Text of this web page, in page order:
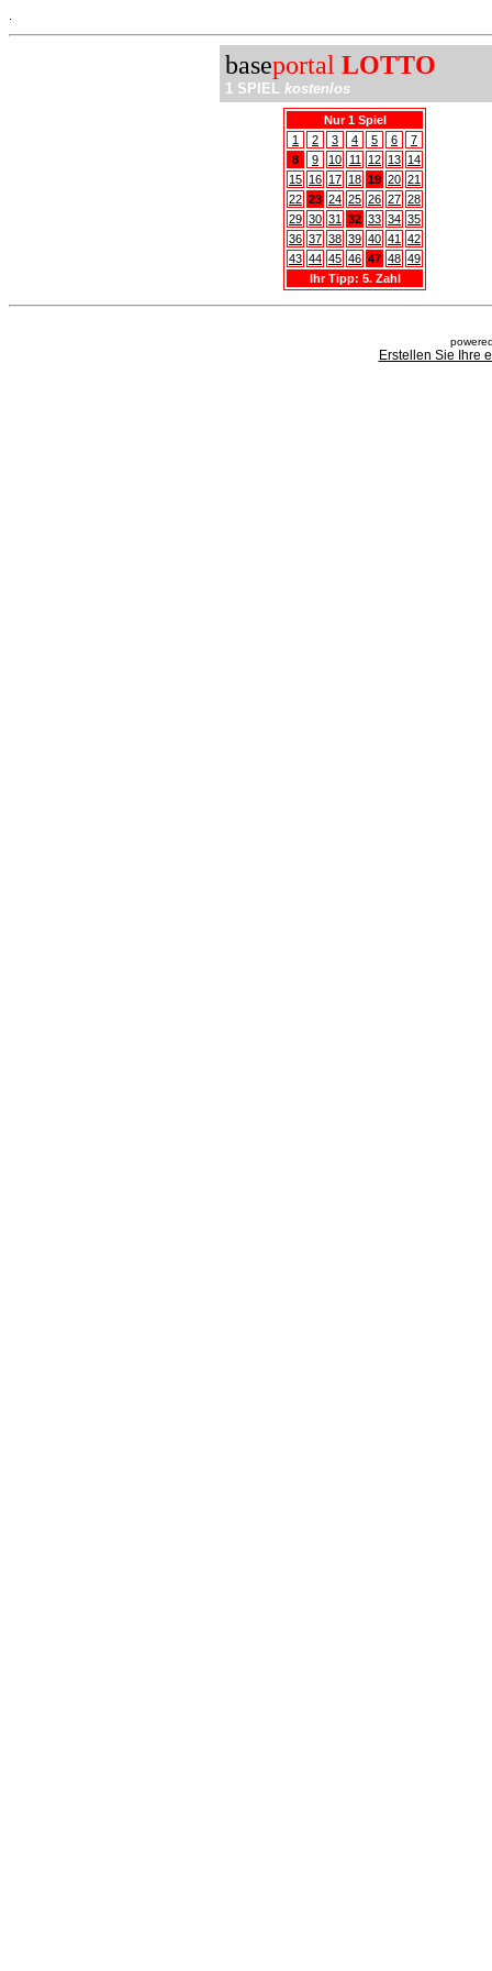
baseportal LOTTO
1 SPIEL kostenlos
Nur 1 Spiel
1
2 3 4 5 6
7
8
9 10 11 12 13 14
15 16 17 18 19 20 21
22 23 24 25 26 27 28
29 30 31 32 33 34 35
36 37 38 39 40 41
42
43 44 45 46 47 48 49
Ihr Tipp: 5. Zahl
Erstellen Sie Ihre